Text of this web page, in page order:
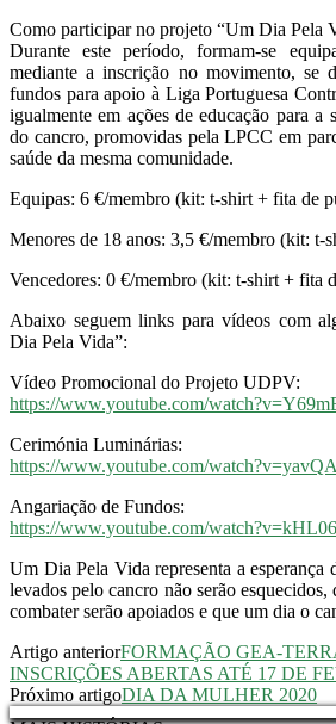
Como participar no projeto “Um Dia Pela
Durante este período, formam-se
mediante a inscrição no movimento, se
fundos para apoio à Liga Portuguesa
igualmente em ações de educação para a
do cancro, promovidas pela LPCC em
saúde da mesma comunidade.
Equipas: 6 €/membro (kit: t-shirt + fita de
Menores de 18 anos: 3,5 €/membro (kit: t-
Vencedores: 0 €/membro (kit: t-shirt + fita
Abaixo seguem links para vídeos com
Dia Pela Vida”:
Vídeo Promocional do Projeto UDPV:
https://www.youtube.com/
Cerimónia Luminárias:
https://www.youtube.com/
Angariação de Fundos:
https://www.youtube.com/
Um Dia Pela Vida representa a esperança
levados pelo cancro não serão esquecidos,
combater serão apoiados e que um dia o
Artigo anteriorFORMAÇÃO GEA-
INSCRIÇÕES ABERTAS ATÉ 17 DE
Próximo artigoDIA DA MULHER 2020